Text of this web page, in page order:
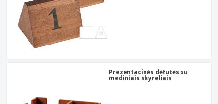
Prezentacinės dėžutės su
mediniais skyreliais